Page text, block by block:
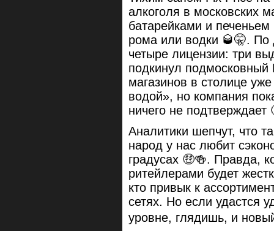
алкоголя в московских
батарейками и
рома или водки 🥃🤫.
четыре лицензии: три
подкинул подмосковный
магазинов в столице
водой», но компания
ничего не подтверждает
Аналитики шепчут, что
народ у нас любит
градусах 🤑🍻. Правда,
ритейлерами будет
кто привык к
сетях. Но если удастся
уровне, глядишь, и